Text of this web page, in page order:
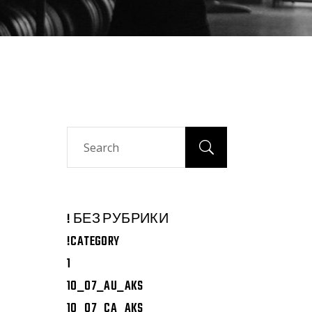
Search
! БЕЗ РУБРИКИ
!CATEGORY
1
10_07_AU_AKS